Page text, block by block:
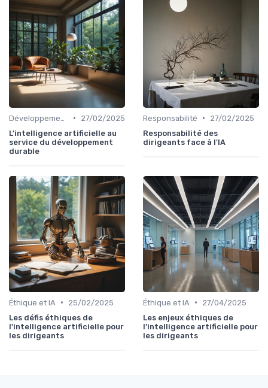
•
27/02/2025
L'intelligence artificielle au
service du développement
durable
Responsabilité •
27/02/2025
Responsabilité des
dirigeants face à l'IA
Éthique et IA •
25/02/2025
Les défis éthiques de
l'intelligence artificielle pour
les dirigeants
Éthique et IA •
27/04/2025
Les enjeux éthiques de
l'intelligence artificielle pour
les dirigeants